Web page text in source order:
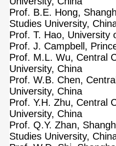
Prof. B.E. Hong,
Studies University,
Prof. T. Hao, University
Prof. J. Campbell,
Prof. M.L. Wu, Central
University, China
Prof. W.B. Chen,
University, China
Prof. Y.H. Zhu, Central
University, China
Prof. Q.Y. Zhan,
Studies University,